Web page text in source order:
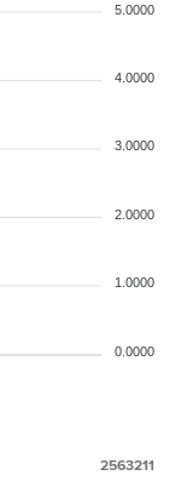
5.0000
4.0000
3.0000
2.0000
1.0000
0.0000
2563211